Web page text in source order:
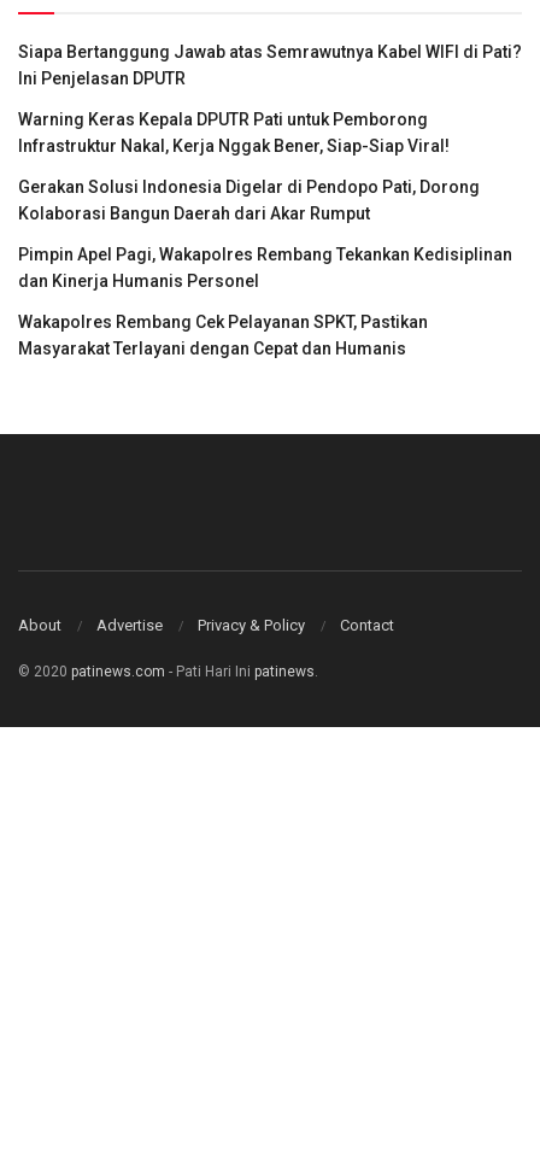
Siapa Bertanggung Jawab atas Semrawutnya Kabel WIFI di Pati?
Ini Penjelasan DPUTR
Warning Keras Kepala DPUTR Pati untuk Pemborong
Infrastruktur Nakal, Kerja Nggak Bener, Siap-Siap Viral!
Gerakan Solusi Indonesia Digelar di Pendopo Pati, Dorong
Kolaborasi Bangun Daerah dari Akar Rumput
Pimpin Apel Pagi, Wakapolres Rembang Tekankan Kedisiplinan
dan Kinerja Humanis Personel
Wakapolres Rembang Cek Pelayanan SPKT, Pastikan
Masyarakat Terlayani dengan Cepat dan Humanis
About Advertise Privacy & Policy Contact
© 2020 patinews.com - Pati Hari Ini patinews.